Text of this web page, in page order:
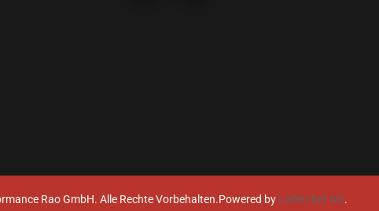
Rao GmbH. Alle Rechte Vorbehalten.Powered by Lieferchef AG.